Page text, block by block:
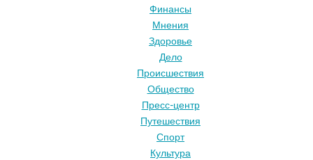
Финансы
Мнения
Здоровье
Дело
Происшествия
Общество
Пресс-центр
Путешествия
Спорт
Культура